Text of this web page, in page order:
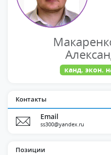
канд. экон.
Контакты
Email
ss300@yandex.ru
Позиции